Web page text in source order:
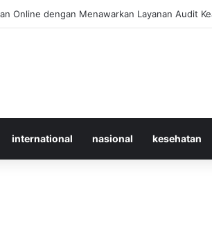
Shuttlecock Badminton Agar Tahan Lama Saat
international nasional kesehatan